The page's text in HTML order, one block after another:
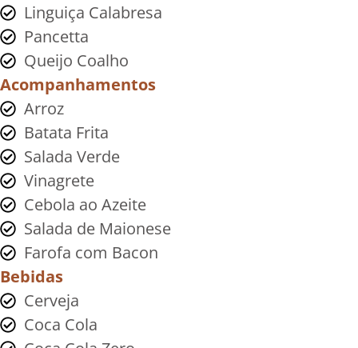
Linguiça Calabresa
Pancetta
Queijo Coalho
Acompanhamentos
Arroz
Batata Frita
Salada Verde
Vinagrete
Cebola ao Azeite
Salada de Maionese
Farofa com Bacon
Bebidas
Cerveja
Coca Cola